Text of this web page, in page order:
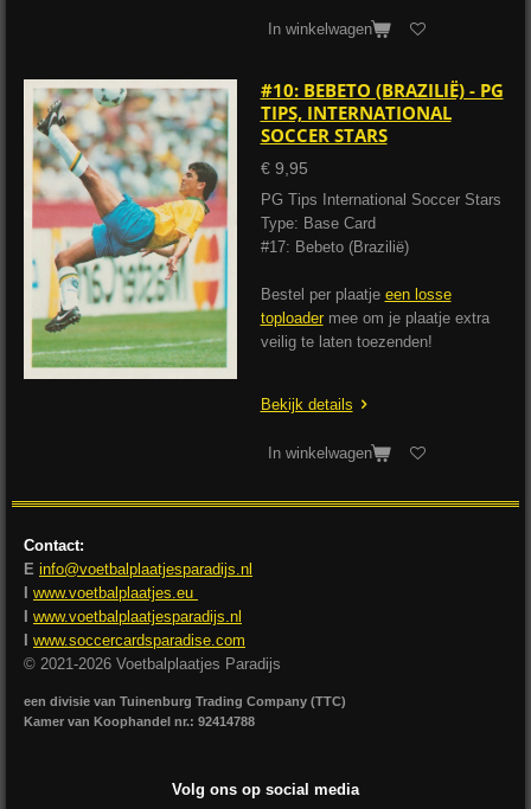
In winkelwagen
#10: BEBETO (BRAZILIË) - PG
TIPS, INTERNATIONAL
SOCCER STARS
€ 9,95
PG Tips International Soccer Stars
Type: Base Card
#17: Bebeto (Brazilië)
Bestel per plaatje een losse
toploadermee om je plaatje extra
veilig te laten toezenden!
Bekijk details
In winkelwagen
Contact:
E info@voetbalplaatjesparadijs.nl
www.voetbalplaatjes.eu
www.voetbalplaatjesparadijs.nl
www.soccercardsparadise.com
© 2021-2026 Voetbalplaatjes Paradijs
een divisie van Tuinenburg Trading Company (TTC)
Kamer van Koophandel nr.: 92414788
Volg ons op social media